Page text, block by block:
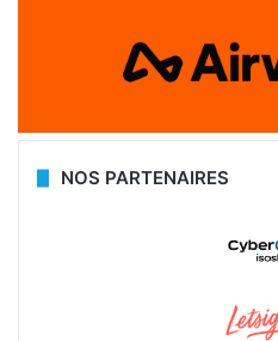
NOS PARTENAIRES